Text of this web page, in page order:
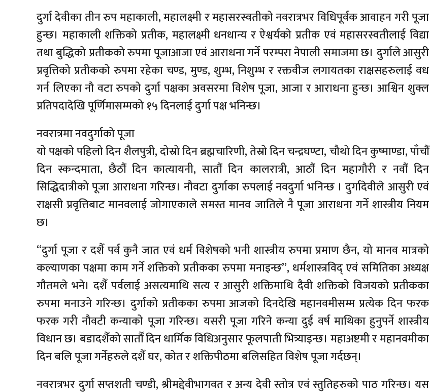
दुर्गा देवीका तीन रुप महाकाली, महालक्ष्मी र महासरस्वतीको नवरात्रभर विधिपूर्वक आवाहन गरी पूजा
हुन्छ। महाकाली शक्तिको प्रतीक, महालक्ष्मी धनधान्य र ऐश्वर्यको प्रतीक एवं महासरस्वतीलाई विद्या
तथा बुद्धिको प्रतीकको रुपमा पूजाआजा एवं आराधना गर्ने परम्परा नेपाली समाजमा छ। दुर्गाले आसुरी
प्रवृत्तिको प्रतीकको रुपमा रहेका चण्ड, मुण्ड, शुम्भ, निशुम्भ र रक्तवीज लगायतका राक्षसहरुलाई वध
गर्न लिएका नौ वटा रुपको दुर्गा पक्षका अवसरमा विशेष पूजा, आजा र आराधना हुन्छ। आश्विन शुक्ल
प्रतिपदादेखि पूर्णिमासम्मको १५ दिनलाई दुर्गा पक्ष भनिन्छ।
नवरात्रमा नवदुर्गाको पूजा
यो पक्षको पहिलो दिन शैलपुत्री, दोस्रो दिन ब्रह्मचारिणी, तेस्रो दिन चन्द्रघण्टा, चौथो दिन कुष्माण्डा, पाँचौं
दिन स्कन्दमाता, छैठौं दिन कात्यायनी, सातौं दिन कालरात्री, आठौं दिन महागौरी र नवौं दिन
सिद्धिदात्रीको पूजा आराधना गरिन्छ। नौवटा दुर्गाका रुपलाई नवदुर्गा भनिन्छ । दुर्गादेवीले आसुरी एवं
राक्षसी प्रवृत्तिबाट मानवलाई जोगाएकाले समस्त मानव जातिले नै पूजा आराधना गर्ने शास्त्रीय नियम
छ।
“दुर्गा पूजा र दशैँ पर्व कुनै जात एवं धर्म विशेषको भनी शास्त्रीय रुपमा प्रमाण छैन, यो मानव मात्रको
कल्याणका पक्षमा काम गर्ने शक्तिको प्रतीकका रुपमा मनाइन्छ”, धर्मशास्त्रविद् एवं समितिका अध्यक्ष
गौतमले भने। दशैँ पर्वलाई असत्यमाथि सत्य र आसुरी शक्तिमाथि दैवी शक्तिको विजयको प्रतीकका
रुपमा मनाउने गरिन्छ। दुर्गाको प्रतीकका रुपमा आजको दिनदेखि महानवमीसम्म प्रत्येक दिन फरक
फरक गरी नौवटी कन्याको पूजा गरिन्छ। यसरी पूजा गरिने कन्या दुई वर्ष माथिका हुनुपर्ने शास्त्रीय
विधान छ। बडादशैँको सातौँ दिन धार्मिक विधिअनुसार फूलपाती भित्र्याइन्छ। महाअष्टमी र महानवमीका
दिन बलि पूजा गर्नेहरुले दशैँ घर, कोत र शक्तिपीठमा बलिसहित विशेष पूजा गर्दछन्।
नवरात्रभर दुर्गा सप्तशती चण्डी, श्रीमद्देवीभागवत र अन्य देवी स्तोत्र एवं स्तुतिहरुको पाठ गरिन्छ। यस